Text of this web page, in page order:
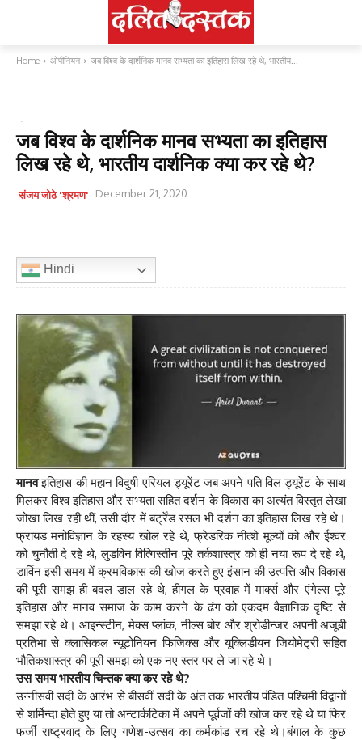
Home ओपीनियन जब विश्व के दार्शनिक मानव सभ्यता का इतिहास लिख रहे थे, भारतीय...
जब विश्व के दार्शनिक मानव सभ्यता का इतिहास
लिख रहे थे, भारतीय दार्शनिक क्या कर रहे थे?
संजय जोठे 'श्रमण' December 21, 2020
Hindi
मानवइतिहास की महान विदुषी एरियल ड्यूरेंट जब अपने पति विल ड्यूरेंट के साथ
मिलकर विश्व इतिहास और सभ्यता सहित दर्शन के विकास का अत्यंत विस्तृत लेखा
जोखा लिख रही थीं, उसी दौर में बर्ट्रेंड रसल भी दर्शन का इतिहास लिख रहे थे।
फ्रायड मनोविज्ञान के रहस्य खोल रहे थे, फ्रेडरिक नीत्शे मूल्यों को और ईश्वर
को चुनौती दे रहे थे, लुडविन वित्गिस्तीन पूरे तर्कशास्त्र को ही नया रूप दे रहे थे,
डार्विन इसी समय में क्रमविकास की खोज करते हुए इंसान की उत्पत्ति और विकास
की पूरी समझ ही बदल डाल रहे थे, हीगल के प्रवाह में मार्क्स और एंगेल्स पूरे
इतिहास और मानव समाज के काम करने के ढंग को एकदम वैज्ञानिक दृष्टि से
समझा रहे थे। आइन्स्टीन, मेक्स प्लांक, नील्स बोर और श्रोडीन्जर अपनी अजूबी
प्रतिभा से क्लासिकल न्यूटोनियन फिजिक्स और यूक्लिडीयन जियोमेट्री सहित
भौतिकशास्त्र की पूरी समझ को एक नए स्तर पर ले जा रहे थे।
उस समय भारतीय चिन्तक क्या कर रहे थे?
उन्नीसवी सदी के आरंभ से बीसवीं सदी के अंत तक भारतीय पंडित पश्चिमी विद्वानों
से शर्मिन्दा होते हुए या तो अन्टार्कटिका में अपने पूर्वजों की खोज कर रहे थे या फिर
फर्जी राष्ट्रवाद के लिए गणेश-उत्सव का कर्मकांड रच रहे थे।बंगाल के कुछ